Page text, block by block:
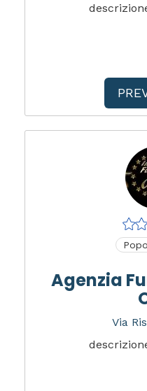
Agenzia
Via